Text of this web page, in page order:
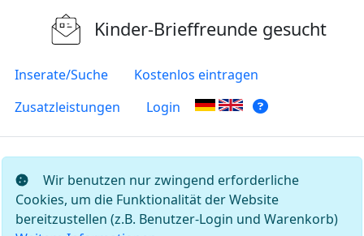
Kinder-Brieffreunde gesucht
Inserate/Suche
Kostenlos eintragen
Zusatzleistungen
Login
Wir benutzen nur zwingend erforderliche
Cookies, um die Funktionalität der Website
bereitzustellen (z.B. Benutzer-Login und Warenkorb)